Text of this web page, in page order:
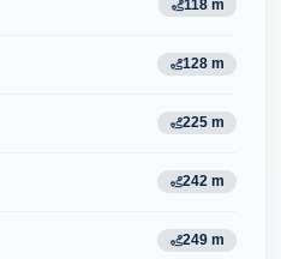
118 m
128 m
225 m
242 m
249 m